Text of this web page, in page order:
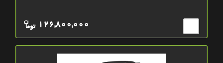
توما
ن 126,800,000